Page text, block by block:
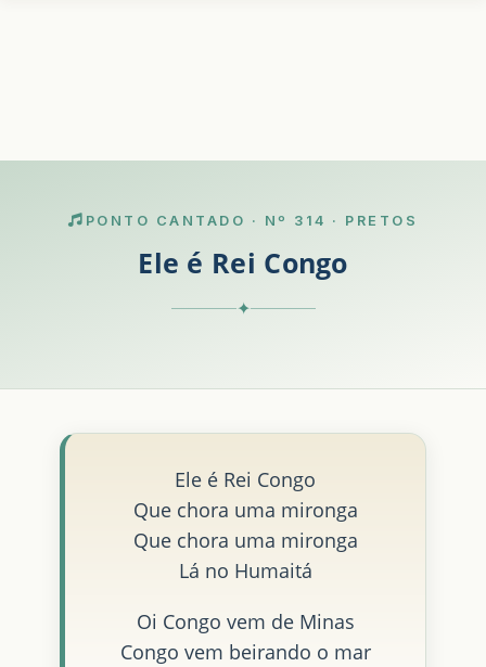
PONTO CANTADO · Nº 314 · PRETOS
Ele é Rei Congo
✦
Ele é Rei Congo
Que chora uma mironga
Que chora uma mironga
Lá no Humaitá
Oi Congo vem de Minas
Congo vem beirando o mar